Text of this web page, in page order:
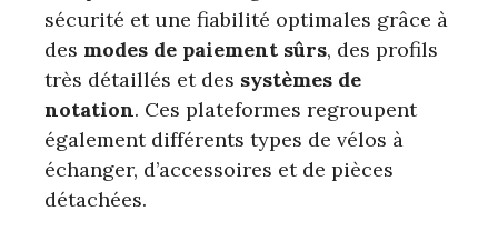
sécurité et une fiabilité optimales grâce à
des modes de paiement sûrs, des profils
très détaillés et des systèmes de
notation. Ces plateformes regroupent
également différents types de vélos à
échanger, d’accessoires et de pièces
détachées.